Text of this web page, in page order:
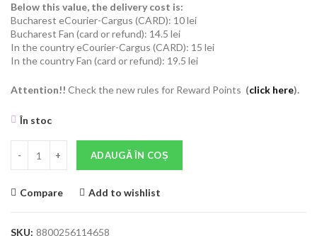
Below this value, the delivery cost is:
Bucharest eCourier-Cargus (CARD): 10 lei
Bucharest Fan (card or refund): 14.5 lei
In the country eCourier-Cargus (CARD): 15 lei
In the country Fan (card or refund): 19.5 lei
Attention!! Check the new rules for Reward Points (click here).
În stoc
Cantitate Masca faciala iluminatoare cu Acid Kojic si Turmenic,
ADAUGĂ ÎN COȘ
Compare Add to wishlist
SKU: 8800256114658